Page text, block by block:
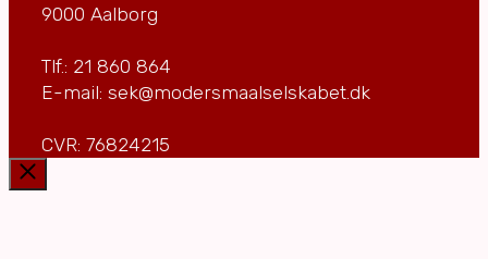
9000 Aalborg
Tlf.: 21 860 864
E-mail: sek@modersmaalselskabet.dk
CVR: 76824215
Luk